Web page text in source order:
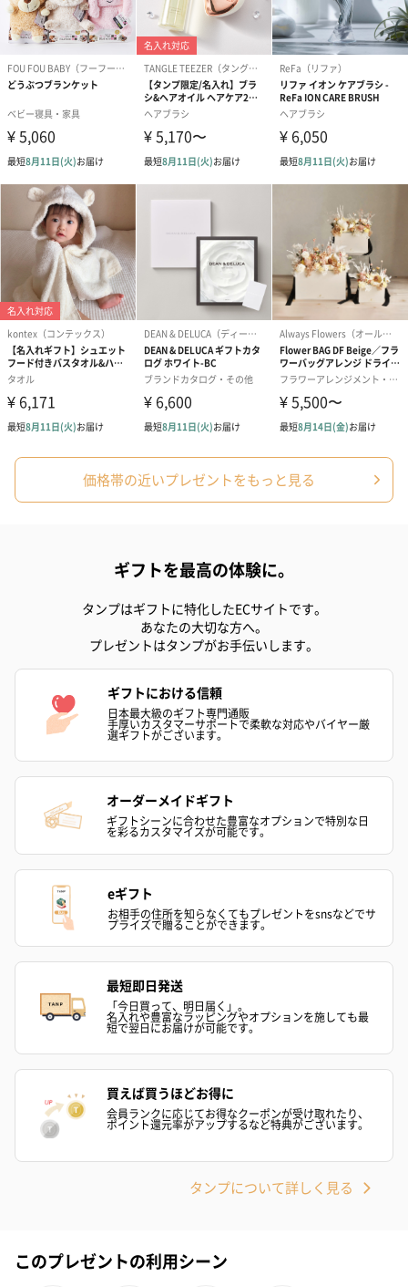
価格帯の近いプレゼントをもっと見る
ギフトを最高の体験に。
タンプはギフトに特化したECサイトです。
あなたの大切な方へ。
プレゼントはタンプがお手伝いします。
ギフトにおける信頼
日本最大級のギフト専門通販
手厚いカスタマーサポートで柔軟な対応やバイヤー厳
選ギフトがございます。
オーダーメイドギフト
ギフトシーンに合わせた豊富なオプションで特別な日
を彩るカスタマイズが可能です。
eギフト
お相手の住所を知らなくてもプレゼントをsnsなどでサ
プライズで贈ることができます。
最短即日発送
「今日買って、明日届く」。
名入れや豊富なラッピングやオプションを施しても最
短で翌日にお届けが可能です。
買えば買うほどお得に
会員ランクに応じてお得なクーポンが受け取れたり、
ポイント還元率がアップするなど特典がございます。
タンプについて詳しく見る
このプレゼントの利用シーン